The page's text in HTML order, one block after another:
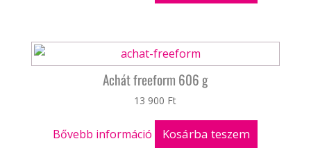
Achát freeform 606 g
13 900 Ft
Bővebb információ Kosárba teszem